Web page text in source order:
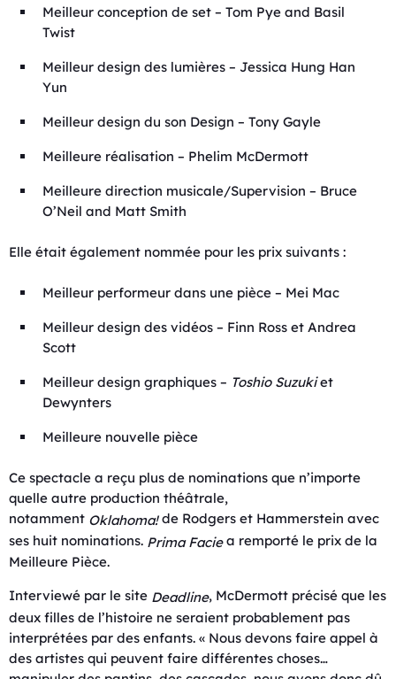
Meilleur conception de set – Tom Pye and Basil
Twist
Meilleur design des lumières – Jessica Hung Han
Yun
Meilleur design du son Design – Tony Gayle
Meilleure réalisation – Phelim McDermott
Meilleure direction musicale/Supervision – Bruce
O’Neil and Matt Smith
Elle était également nommée pour les prix suivants :
Meilleur performeur dans une pièce – Mei Mac
Meilleur design des vidéos – Finn Ross et Andrea
Scott
Meilleur design graphiques – Toshio Suzukiet
Dewynters
Meilleure nouvelle pièce
Ce spectacle a reçu plus de nominations que n’importe
quelle autre production théâtrale,
notamment Oklahoma!de Rodgers et Hammerstein avec
ses huit nominations. Prima Faciea remporté le prix de la
Meilleure Pièce.
Interviewé par le site Deadline, McDermott précisé que les
deux filles de l’histoire ne seraient probablement pas
interprétées par des enfants. « Nous devons faire appel à
des artistes qui peuvent faire différentes choses…